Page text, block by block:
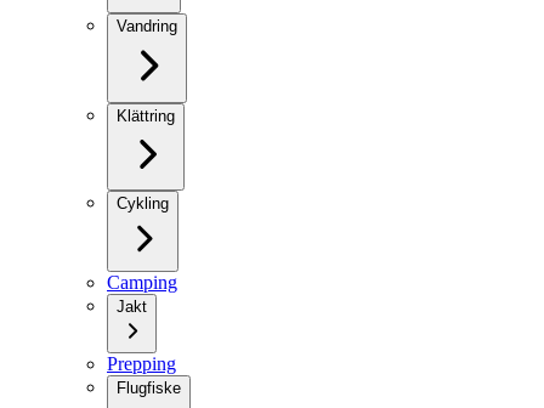
Vandring
Klättring
Cykling
Camping
Jakt
Prepping
Flugfiske